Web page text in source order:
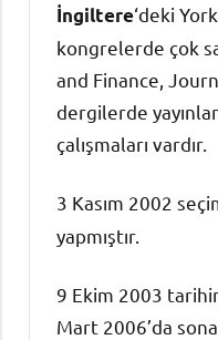
İngiltere‘deki
kongrelerde çok
and Finance,
dergilerde
çalışmaları vardır.
3 Kasım 2002
yapmıştır.
9 Ekim 2003
Mart 2006’da